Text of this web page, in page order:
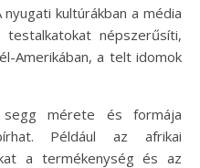
kultúrákban a média
népszerűsíti,
Amerikában, a telt idomok
segg mérete és formája
Például az afrikai
a termékenység és az